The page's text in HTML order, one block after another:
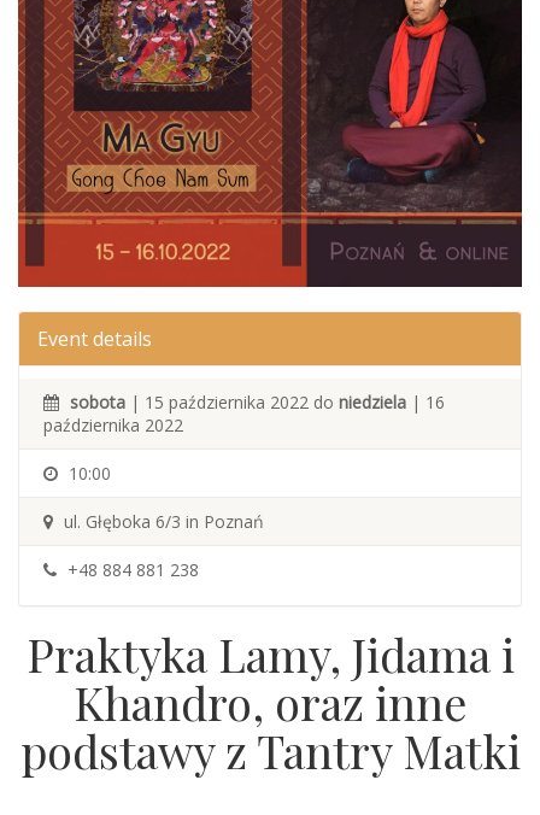
Event details
sobota | 15 października 2022 do niedziela | 16
października 2022
10:00
ul. Głęboka 6/3 in Poznań
+48 884 881 238
Praktyka Lamy, Jidama i
Khandro, oraz inne
podstawy z Tantry Matki